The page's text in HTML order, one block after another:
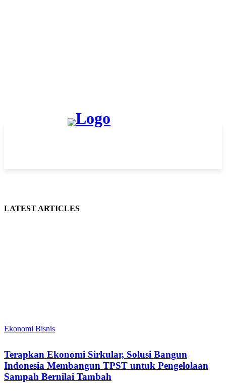
LATEST ARTICLES
Ekonomi Bisnis
Terapkan Ekonomi Sirkular, Solusi Bangun
Indonesia Membangun TPST untuk Pengelolaan
Sampah Bernilai Tambah